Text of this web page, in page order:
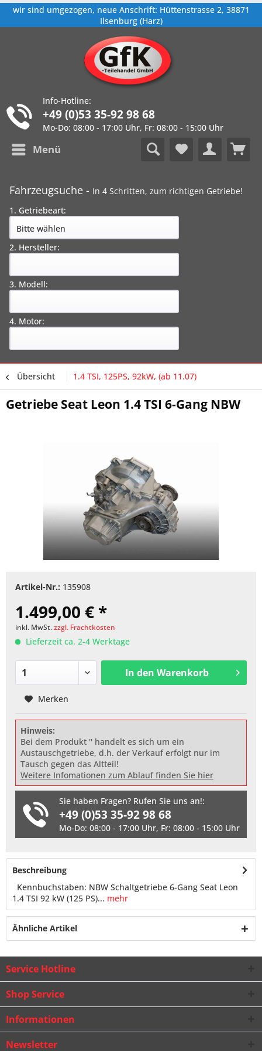
wir sind umgezogen, neue Anschrift: Hüttenstrasse 2, 38871
Ilsenburg (Harz)
Info-Hotline:
+49 (0)53 35-92 98 68
Mo-Do: 08:00 - 17:00 Uhr, Fr: 08:00 - 15:00 Uhr
Menü
Fahrzeugsuche - In 4 Schritten, zum richtigen Getriebe!
1. Getriebeart:
2. Hersteller:
3. Modell:
4. Motor:
Übersicht 1.4 TSI, 125PS, 92kW, (ab 11.07)
Getriebe Seat Leon 1.4 TSI 6-Gang NBW
Artikel-Nr.: 135908
1.499,00 € *
inkl. MwSt.zzgl. Frachtkosten
Lieferzeit ca. 2-4 Werktage
In den Warenkorb
Merken
Hinweis:
Bei dem Produkt '' handelt es sich um ein
Austauschgetriebe, d.h. der Verkauf erfolgt nur im
Tausch gegen das Altteil!
Weitere Infomationen zum Ablauf finden Sie hier
Sie haben Fragen? Rufen Sie uns an!:
+49 (0)53 35-92 98 68
Mo-Do: 08:00 - 17:00 Uhr, Fr: 08:00 - 15:00 Uhr
Beschreibung
Kennbuchstaben: NBW Schaltgetriebe 6-Gang Seat Leon
1.4 TSI 92 kW (125 PS)... mehr
Ähnliche Artikel
Service Hotline
Shop Service
Informationen
Newsletter